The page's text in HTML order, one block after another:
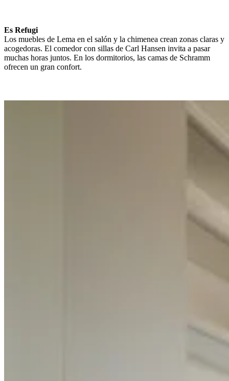
Es Refugi
Los muebles de Lema en el salón y la chimenea crean zonas claras y
acogedoras. El comedor con sillas de Carl Hansen invita a pasar
muchas horas juntos. En los dormitorios, las camas de Schramm
ofrecen un gran confort.